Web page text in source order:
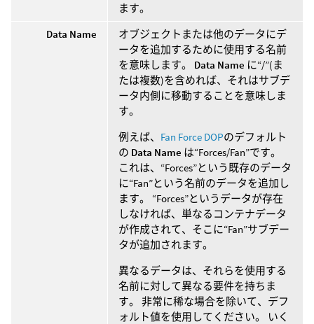
ます。
Data Name
オブジェクトまたは他のデータにデ
ータを追加するために使用する名前
を意味します。 Data Name に“/”(ま
たは複数)を含めれば、それはサブデ
ータ内側に移動することを意味しま
す。
例えば、 Fan Force DOPのデフォルト
の Data Name は“Forces/Fan”です。
これは、“Forces”という既存のデータ
に“Fan”という名前のデータを追加し
ます。 “Forces”というデータが存在
しなければ、単なるコンテナデータ
が作成されて、そこに“Fan”サブデー
タが追加されます。
異なるデータは、それらを使用する
名前に対して異なる要件を持ちま
す。 非常に稀な場合を除いて、デフ
ォルト値を使用してください。 いく